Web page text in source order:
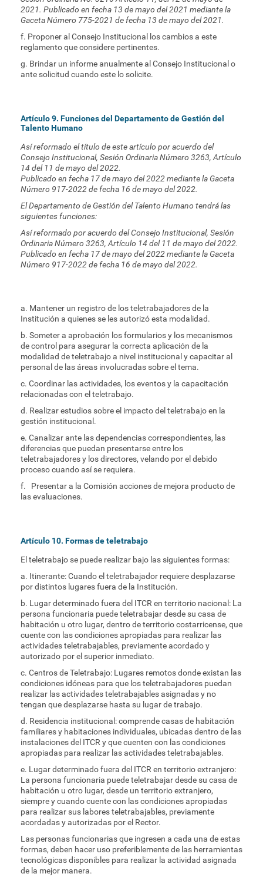
2021. Publicado en fecha 13 de mayo del 2021 mediante la
Gaceta Número 775-2021 de fecha 13 de mayo del 2021.
f. Proponer al Consejo Institucional los cambios a este
reglamento que considere pertinentes.
g. Brindar un informe anualmente al Consejo Institucional o
ante solicitud cuando este lo solicite.
Artículo 9. Funciones del Departamento de Gestión del
Talento Humano
Así reformado el título de este artículo por acuerdo del
Consejo Institucional, Sesión Ordinaria Número 3263, Artículo
14 del 11 de mayo del 2022.
Publicado en fecha 17 de mayo del 2022 mediante la Gaceta
Número 917-2022 de fecha 16 de mayo del 2022.
El Departamento de Gestión del Talento Humano tendrá las
siguientes funciones:
Así reformado por acuerdo del Consejo Institucional, Sesión
Ordinaria Número 3263, Artículo 14 del 11 de mayo del 2022.
Publicado en fecha 17 de mayo del 2022 mediante la Gaceta
Número 917-2022 de fecha 16 de mayo del 2022.
a. Mantener un registro de los teletrabajadores de la
Institución a quienes se les autorizó esta modalidad.
b. Someter a aprobación los formularios y los mecanismos
de control para asegurar la correcta aplicación de la
modalidad de teletrabajo a nivel institucional y capacitar al
personal de las áreas involucradas sobre el tema.
c. Coordinar las actividades, los eventos y la capacitación
relacionadas con el teletrabajo.
d. Realizar estudios sobre el impacto del teletrabajo en la
gestión institucional.
e. Canalizar ante las dependencias correspondientes, las
diferencias que puedan presentarse entre los
teletrabajadores y los directores, velando por el debido
proceso cuando así se requiera.
f. Presentar a la Comisión acciones de mejora producto de
las evaluaciones.
Artículo 10. Formas de teletrabajo
El teletrabajo se puede realizar bajo las siguientes formas:
a. Itinerante: Cuando el teletrabajador requiere desplazarse
por distintos lugares fuera de la Institución.
b. Lugar determinado fuera del ITCR en territorio nacional: La
persona funcionaria puede teletrabajar desde su casa de
habitación u otro lugar, dentro de territorio costarricense, que
cuente con las condiciones apropiadas para realizar las
actividades teletrabajables, previamente acordado y
autorizado por el superior inmediato.
c. Centros de Teletrabajo: Lugares remotos donde existan las
condiciones idóneas para que los teletrabajadores puedan
realizar las actividades teletrabajables asignadas y no
tengan que desplazarse hasta su lugar de trabajo.
d. Residencia institucional: comprende casas de habitación
familiares y habitaciones individuales, ubicadas dentro de las
instalaciones del ITCR y que cuenten con las condiciones
apropiadas para realizar las actividades teletrabajables.
e. Lugar determinado fuera del ITCR en territorio extranjero:
La persona funcionaria puede teletrabajar desde su casa de
habitación u otro lugar, desde un territorio extranjero,
siempre y cuando cuente con las condiciones apropiadas
para realizar sus labores teletrabajables, previamente
acordadas y autorizadas por el Rector.
Las personas funcionarias que ingresen a cada una de estas
formas, deben hacer uso preferiblemente de las herramientas
tecnológicas disponibles para realizar la actividad asignada
de la mejor manera.